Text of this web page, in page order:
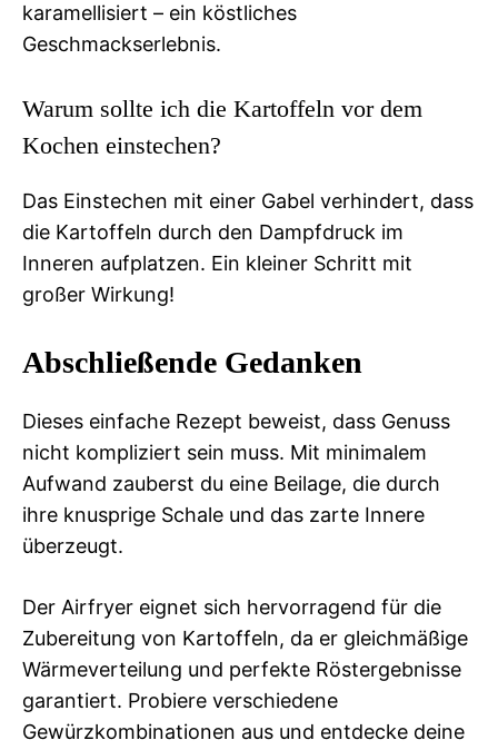
karamellisiert – ein köstliches
Geschmackserlebnis.
Warum sollte ich die Kartoffeln vor dem
Kochen einstechen?
Das Einstechen mit einer Gabel verhindert, dass
die Kartoffeln durch den Dampfdruck im
Inneren aufplatzen. Ein kleiner Schritt mit
großer Wirkung!
Abschließende Gedanken
Dieses einfache Rezept beweist, dass Genuss
nicht kompliziert sein muss. Mit minimalem
Aufwand zauberst du eine Beilage, die durch
ihre knusprige Schale und das zarte Innere
überzeugt.
Der Airfryer eignet sich hervorragend für die
Zubereitung von Kartoffeln, da er gleichmäßige
Wärmeverteilung und perfekte Röstergebnisse
garantiert. Probiere verschiedene
Gewürzkombinationen aus und entdecke deine